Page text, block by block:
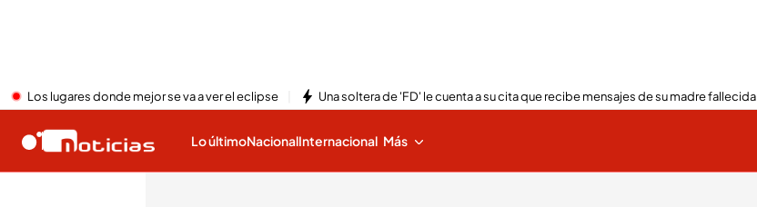
Los lugares donde mejor se va a ver el eclipse Una soltera de 'FD' le cuenta a su cita que recibe mensajes de su madre fallecida
Lo últimoNacionalInternacional Más